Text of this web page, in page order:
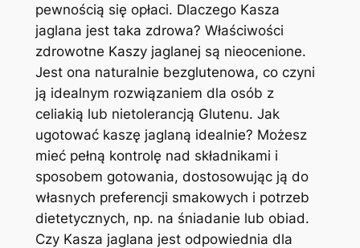
pewnością się opłaci. Dlaczego Kasza
jaglana jest taka zdrowa? Właściwości
zdrowotne Kaszy jaglanej są nieocenione.
Jest ona naturalnie bezglutenowa, co czyni
ją idealnym rozwiązaniem dla osób z
celiakią lub nietolerancją Glutenu. Jak
ugotować kaszę jaglaną idealnie? Możesz
mieć pełną kontrolę nad składnikami i
sposobem gotowania, dostosowując ją do
własnych preferencji smakowych i potrzeb
dietetycznych, np. na śniadanie lub obiad.
Czy Kasza jaglana jest odpowiednia dla